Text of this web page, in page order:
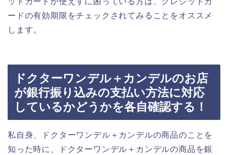
ードの有効期限をチェックされてみることをオススメ
します。
ドクターワンデル＋カンデルのお店
が銀行振り込みの支払い方法に対応
しているかどうかを各自確認する！
私自身、ドクターワンデル＋カンデルの商品のことを
知った時に、ドクターワンデル＋カンデルの商品を銀